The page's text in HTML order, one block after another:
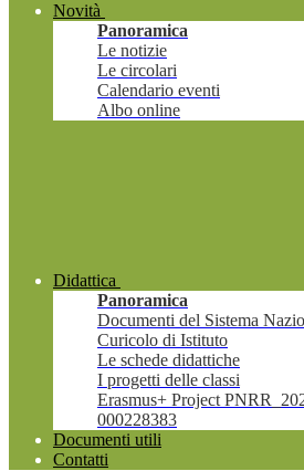
Novità
Panoramica
Le notizie
Le circolari
Calendario eventi
Albo online
Didattica
Panoramica
Documenti del Sistema
Curicolo di Istituto
Le schede didattiche
I progetti delle classi
Erasmus+ Project
000228383
Documenti utili
Contatti